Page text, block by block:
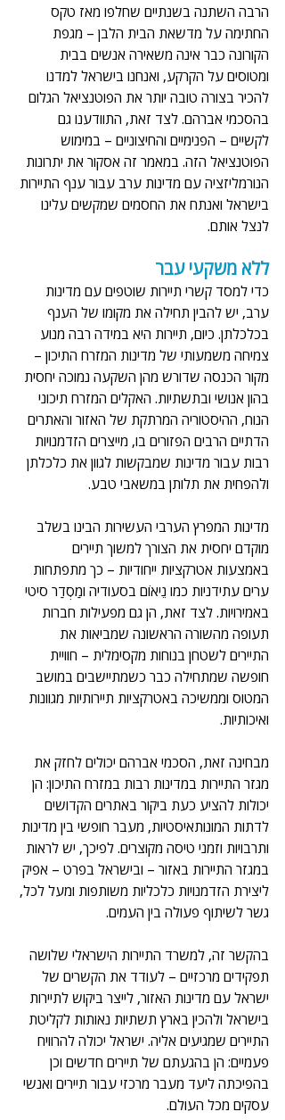
הרבה השתנה בשנתיים שחלפו מאז טקס
החתימה על מדשאת הבית הלבן – מגפת
הקורונה כבר אינה משאירה אנשים בבית
ומטוסים על הקרקע, ואנחנו בישראל למדנו
להכיר בצורה טובה יותר את הפוטנציאל הגלום
בהסכמי אברהם. לצד זאת, התוודענו גם
לקשיים – הפנימיים והחיצוניים – במימוש
הפוטנציאל הזה. במאמר זה אסקור את יתרונות
הנורמליזציה עם מדינות ערב עבור ענף התיירות
בישראל ואנתח את החסמים שמקשים עלינו
לנצל אותם.
ללא משקעי עבר
כדי למסד קשרי תיירות שוטפים עם מדינות
ערב, יש להבין תחילה את מקומו של הענף
בכלכלתן. כיום, תיירות היא במידה רבה מנוע
צמיחה משמעותי של מדינות המזרח התיכון –
מקור הכנסה שדורש מהן השקעה נמוכה יחסית
בהון אנושי ובתשתיות. האקלים המזרח תיכוני
הנוח, ההיסטוריה המרתקת של האזור והאתרים
הדתיים הרבים הפזורים בו, מייצרים הזדמנויות
רבות עבור מדינות שמבקשות לגוון את כלכלתן
ולהפחית את תלותן במשאבי טבע.
מדינות המפרץ הערבי העשירות הבינו בשלב
מוקדם יחסית את הצורך למשוך תיירים
באמצעות אטרקציות ייחודיות – כך מתפתחות
ערים עתידניות כמו נֵיאוֹם בסעודיה ומַסְדַר סיטי
באמירויות. לצד זאת, הן גם מפעילות חברות
תעופה מהשורה הראשונה שמביאות את
התיירים לשטחן בנוחות מקסימלית – חוויית
חופשה שמתחילה כבר כשמתיישבים במושב
המטוס וממשיכה באטרקציות תיירותיות מגוונות
ואיכותיות.
מבחינה זאת, הסכמי אברהם יכולים לחזק את
מגזר התיירות במדינות רבות במזרח התיכון: הן
יכולות להציע כעת ביקור באתרים הקדושים
לדתות המונותאיסטיות, מעבר חופשי בין מדינות
ותרבויות וזמני טיסה מקוצרים. לפיכך, יש לראות
במגזר התיירות באזור – ובישראל בפרט – אפיק
ליצירת הזדמנויות כלכליות משותפות ומעל לכל,
גשר לשיתוף פעולה בין העמים.
בהקשר זה, למשרד התיירות הישראלי שלושה
תפקידים מרכזיים – לעודד את הקשרים של
ישראל עם מדינות האזור, לייצר ביקוש לתיירות
בישראל ולהכין בארץ תשתיות נאותות לקליטת
התיירים שמגיעים אליה. ישראל יכולה להרוויח
פעמיים: הן בהגעתם של תיירים חדשים וכן
בהפיכתה ליעד מעבר מרכזי עבור תיירים ואנשי
עסקים מכל העולם.